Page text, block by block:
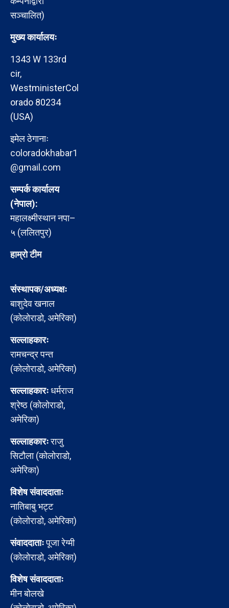
सञ्चालित)
मुख्य कार्यालयः
1343 W 133rd
cir,
WestministerCol
orado 80234
(USA)
इमेल ठेगानाः
coloradokhabar1
@gmail.com
सम्पर्क कार्यालय
(नेपाल):
महालक्ष्मीस्थान नपा–
५ (ललितपुर)
हाम्रो टीम
संस्थापक/अध्यक्षः
बाशुदेव खनाल
(कोलोराडो, अमेरिका)
सल्लाहकारः
रामचन्द्र पन्त
(कोलोराडो, अमेरिका)
सल्लाहकारःधर्मराज
श्रेष्ठ (कोलोराडो,
अमेरिका)
सल्लाहकारःराजु
सिटौला (कोलोराडो,
अमेरिका)
विशेष संवाददाताः
नातिबाबु भट्ट
(कोलोराडो, अमेरिका)
संवाददाताःपूजा रेग्मी
(कोलोराडो, अमेरिका)
विशेष संवाददाताः
मीन बोलखे